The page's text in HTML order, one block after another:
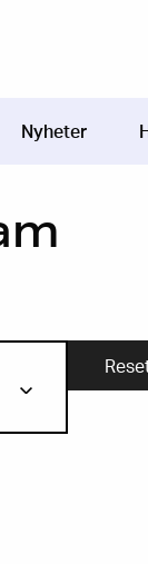
Nyheter